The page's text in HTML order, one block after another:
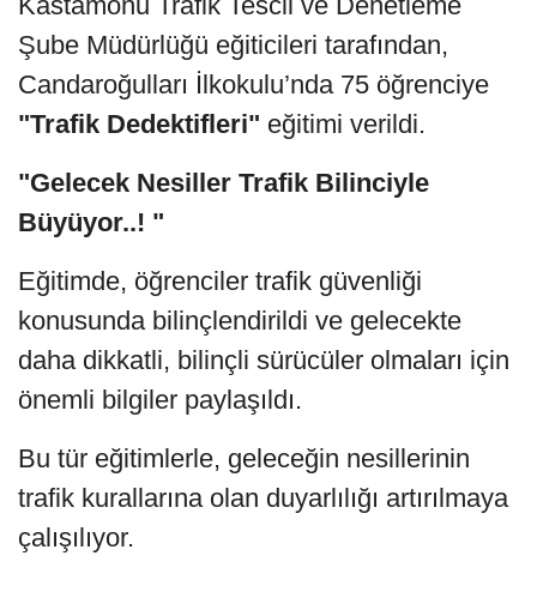
Şube Müdürlüğü eğiticileri tarafından,
Candaroğulları İlkokulu’nda 75 öğrenciye
"Trafik Dedektifleri" eğitimi verildi.
"Gelecek Nesiller Trafik Bilinciyle
Büyüyor..! "
Eğitimde, öğrenciler trafik güvenliği
konusunda bilinçlendirildi ve gelecekte
daha dikkatli, bilinçli sürücüler olmaları için
önemli bilgiler paylaşıldı.
Bu tür eğitimlerle, geleceğin nesillerinin
trafik kurallarına olan duyarlılığı artırılmaya
çalışılıyor.